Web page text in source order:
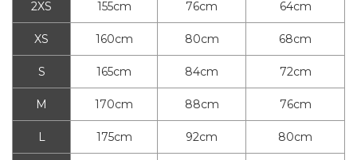
2XS 155cm 76cm 64cm
XS 160cm 80cm 68cm
S 165cm 84cm 72cm
M 170cm 88cm 76cm
L 175cm 92cm 80cm